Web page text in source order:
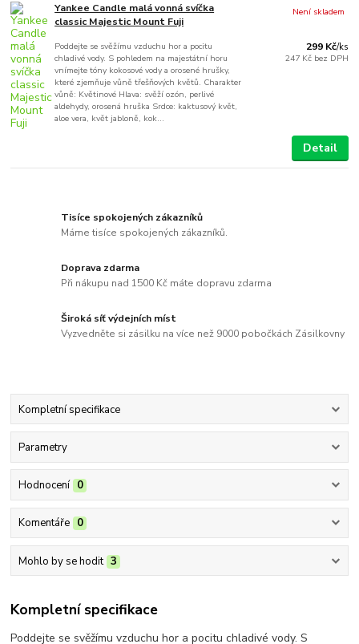
Yankee Candle malá vonná svíčka
classic Majestic Mount Fuji
Poddejte se svěžímu vzduchu hor a pocitu
chladivé vody. S pohledem na majestátní horu
vnímejte tóny kokosové vody a orosené hrušky,
které zjemňuje vůně třešňových květů. Charakter
vůně: Květinové Hlava: svěží ozón, perlivé
aldehydy, orosená hruška Srdce: kaktusový květ,
aloe vera, květ jabloně, kok...
299 Kč/ks
247 Kč bez DPH
Není skladem
Detail
Tisíce spokojených zákazníků
Máme tisíce spokojených zákazníků.
Doprava zdarma
Při nákupu nad 1500 Kč máte dopravu zdarma
Široká síť výdejních míst
Vyzvedněte si zásilku na více než 9000 pobočkách Zásilkovny
Kompletní specifikace
Parametry
Hodnocení 0
Komentáře 0
Mohlo by se hodit 3
Kompletní specifikace
Poddejte se svěžímu vzduchu hor a pocitu chladivé vody. S